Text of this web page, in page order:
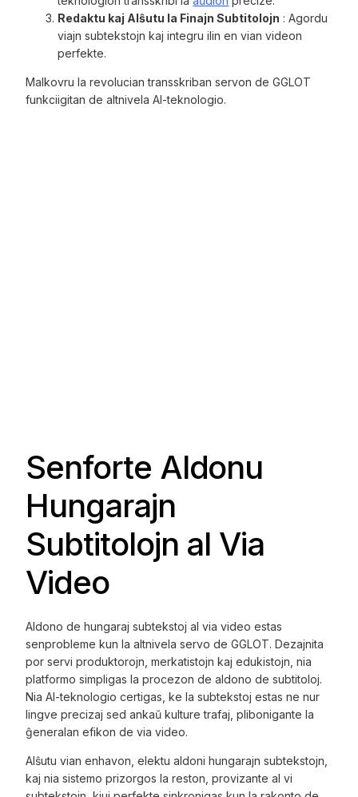
Redaktu kaj Alŝutu la Finajn Subtitolojn : Agordu
viajn subtekstojn kaj integru ilin en vian videon
perfekte.
Malkovru la revolucian transskriban servon de GGLOT
funkciigitan de altnivela AI-teknologio.
Senforte Aldonu
Hungarajn
Subtitolojn al Via
Video
Aldono de hungaraj subtekstoj al via video estas
senprobleme kun la altnivela servo de GGLOT. Dezajnita
por servi produktorojn, merkatistojn kaj edukistojn, nia
platformo simpligas la procezon de aldono de subtitoloj.
Nia AI-teknologio certigas, ke la subtekstoj estas ne nur
lingve precizaj sed ankaŭ kulture trafaj, plibonigante la
ĝeneralan efikon de via video.
Alŝutu vian enhavon, elektu aldoni hungarajn subtekstojn,
kaj nia sistemo prizorgos la reston, provizante al vi